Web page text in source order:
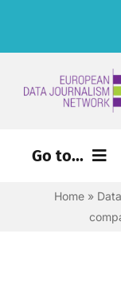
Go to...
Home »